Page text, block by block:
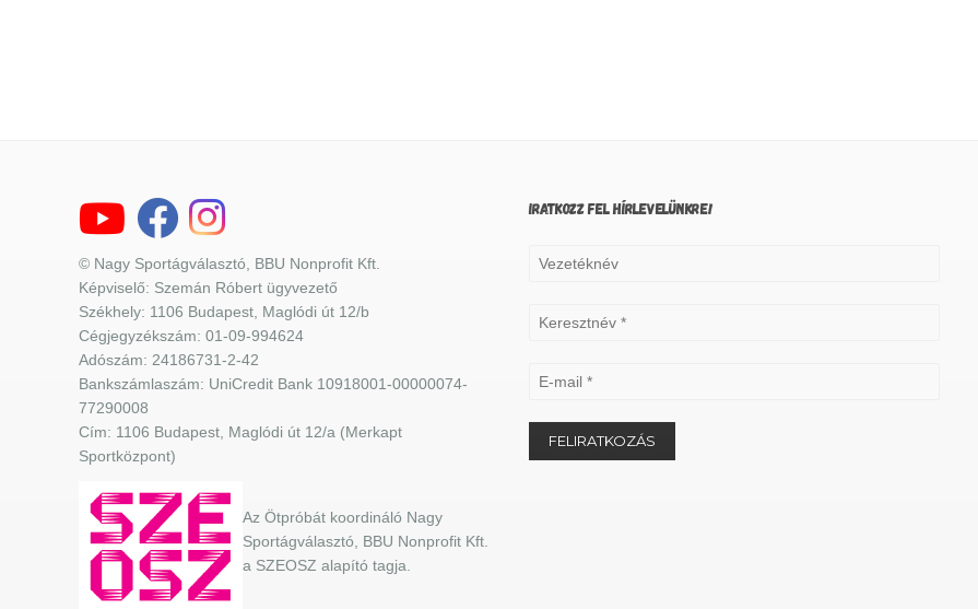
© Nagy Sportágválasztó, BBU Nonprofit Kft.
Képviselő: Szemán Róbert ügyvezető
Székhely: 1106 Budapest, Maglódi út 12/b
Cégjegyzékszám: 01-09-994624
Adószám: 24186731-2-42
Bankszámlaszám: UniCredit Bank 10918001-00000074-
77290008
Cím: 1106 Budapest, Maglódi út 12/a (Merkapt
Sportközpont)
Az Ötpróbát koordináló Nagy
Sportágválasztó, BBU Nonprofit Kft.
a SZEOSZ alapító tagja.
IRATKOZZ FEL HÍRLEVELÜNKRE!